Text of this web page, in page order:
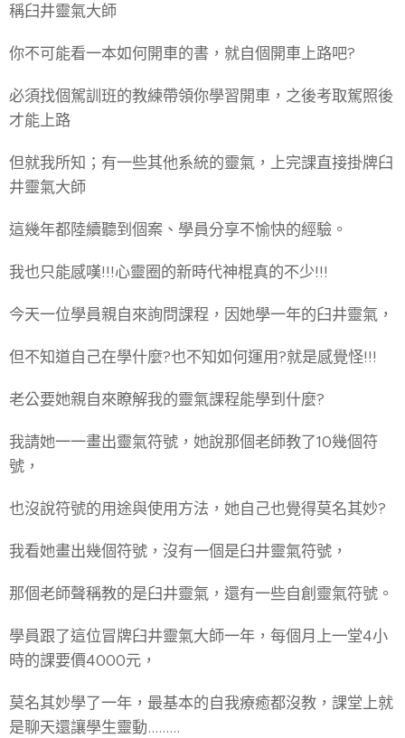
稱臼井靈氣大師
你不可能看一本如何開車的書，就自個開車上路吧?
必須找個駕訓班的教練帶領你學習開車，之後考取駕照後
才能上路
但就我所知；有一些其他系統的靈氣，上完課直接掛牌臼
井靈氣大師
這幾年都陸續聽到個案、學員分享不愉快的經驗。
我也只能感嘆!!!心靈圈的新時代神棍真的不少!!!
今天一位學員親自來詢問課程，因她學一年的臼井靈氣，
但不知道自己在學什麼?也不知如何運用?就是感覺怪!!!
老公要她親自來瞭解我的靈氣課程能學到什麼?
我請她一一畫出靈氣符號，她說那個老師教了10幾個符
號，
也沒說符號的用途與使用方法，她自己也覺得莫名其妙?
我看她畫出幾個符號，沒有一個是臼井靈氣符號，
那個老師聲稱教的是臼井靈氣，還有一些自創靈氣符號。
學員跟了這位冒牌臼井靈氣大師一年，每個月上一堂4小
時的課要價4000元，
莫名其妙學了一年，最基本的自我療癒都沒教，課堂上就
是聊天還讓學生靈動.........